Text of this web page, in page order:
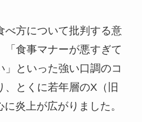
べ方について批判する意
「食事マナーが悪すぎて
といった強い口調のコ
、とくに若年層のX（旧
炎上が広がりました。